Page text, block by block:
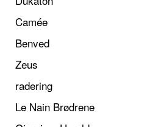
Camée
Benved
Zeus
radering
Le Nain Brødrene